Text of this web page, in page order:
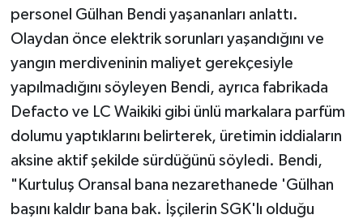
personel Gülhan Bendi yaşananları anlattı.
Olaydan önce elektrik sorunları yaşandığını ve
yangın merdiveninin maliyet gerekçesiyle
yapılmadığını söyleyen Bendi, ayrıca fabrikada
Defacto ve LC Waikiki gibi ünlü markalara parfüm
dolumu yaptıklarını belirterek, üretimin iddiaların
aksine aktif şekilde sürdüğünü söyledi. Bendi,
"Kurtuluş Oransal bana nezarethanede 'Gülhan
başını kaldır bana bak. İşçilerin SGK'lı olduğu